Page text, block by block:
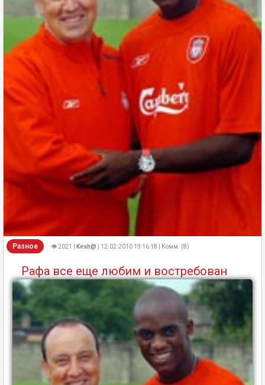
Разное 👁 2021 | Kesh@ | 12.02.2010 19:16:18 | Комм. (8)
Рафа все еще любим и востребован